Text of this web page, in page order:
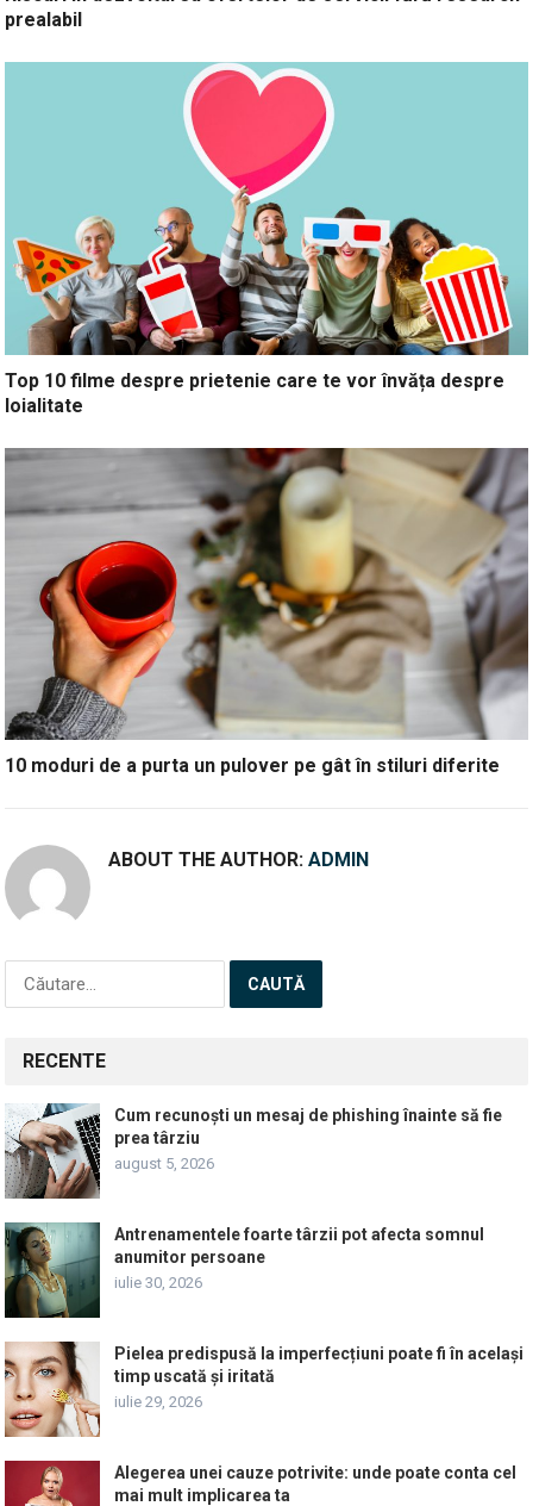
prealabil
Top 10 filme despre prietenie care te vor învăța despre
loialitate
10 moduri de a purta un pulover pe gât în stiluri diferite
ABOUT THE AUTHOR:ADMIN
Caută
după:
RECENTE
Cum recunoști un mesaj de phishing înainte să fie
prea târziu
august 5, 2026
Antrenamentele foarte târzii pot afecta somnul
anumitor persoane
iulie 30, 2026
Pielea predispusă la imperfecțiuni poate fi în același
timp uscată și iritată
iulie 29, 2026
Alegerea unei cauze potrivite: unde poate conta cel
mai mult implicarea ta